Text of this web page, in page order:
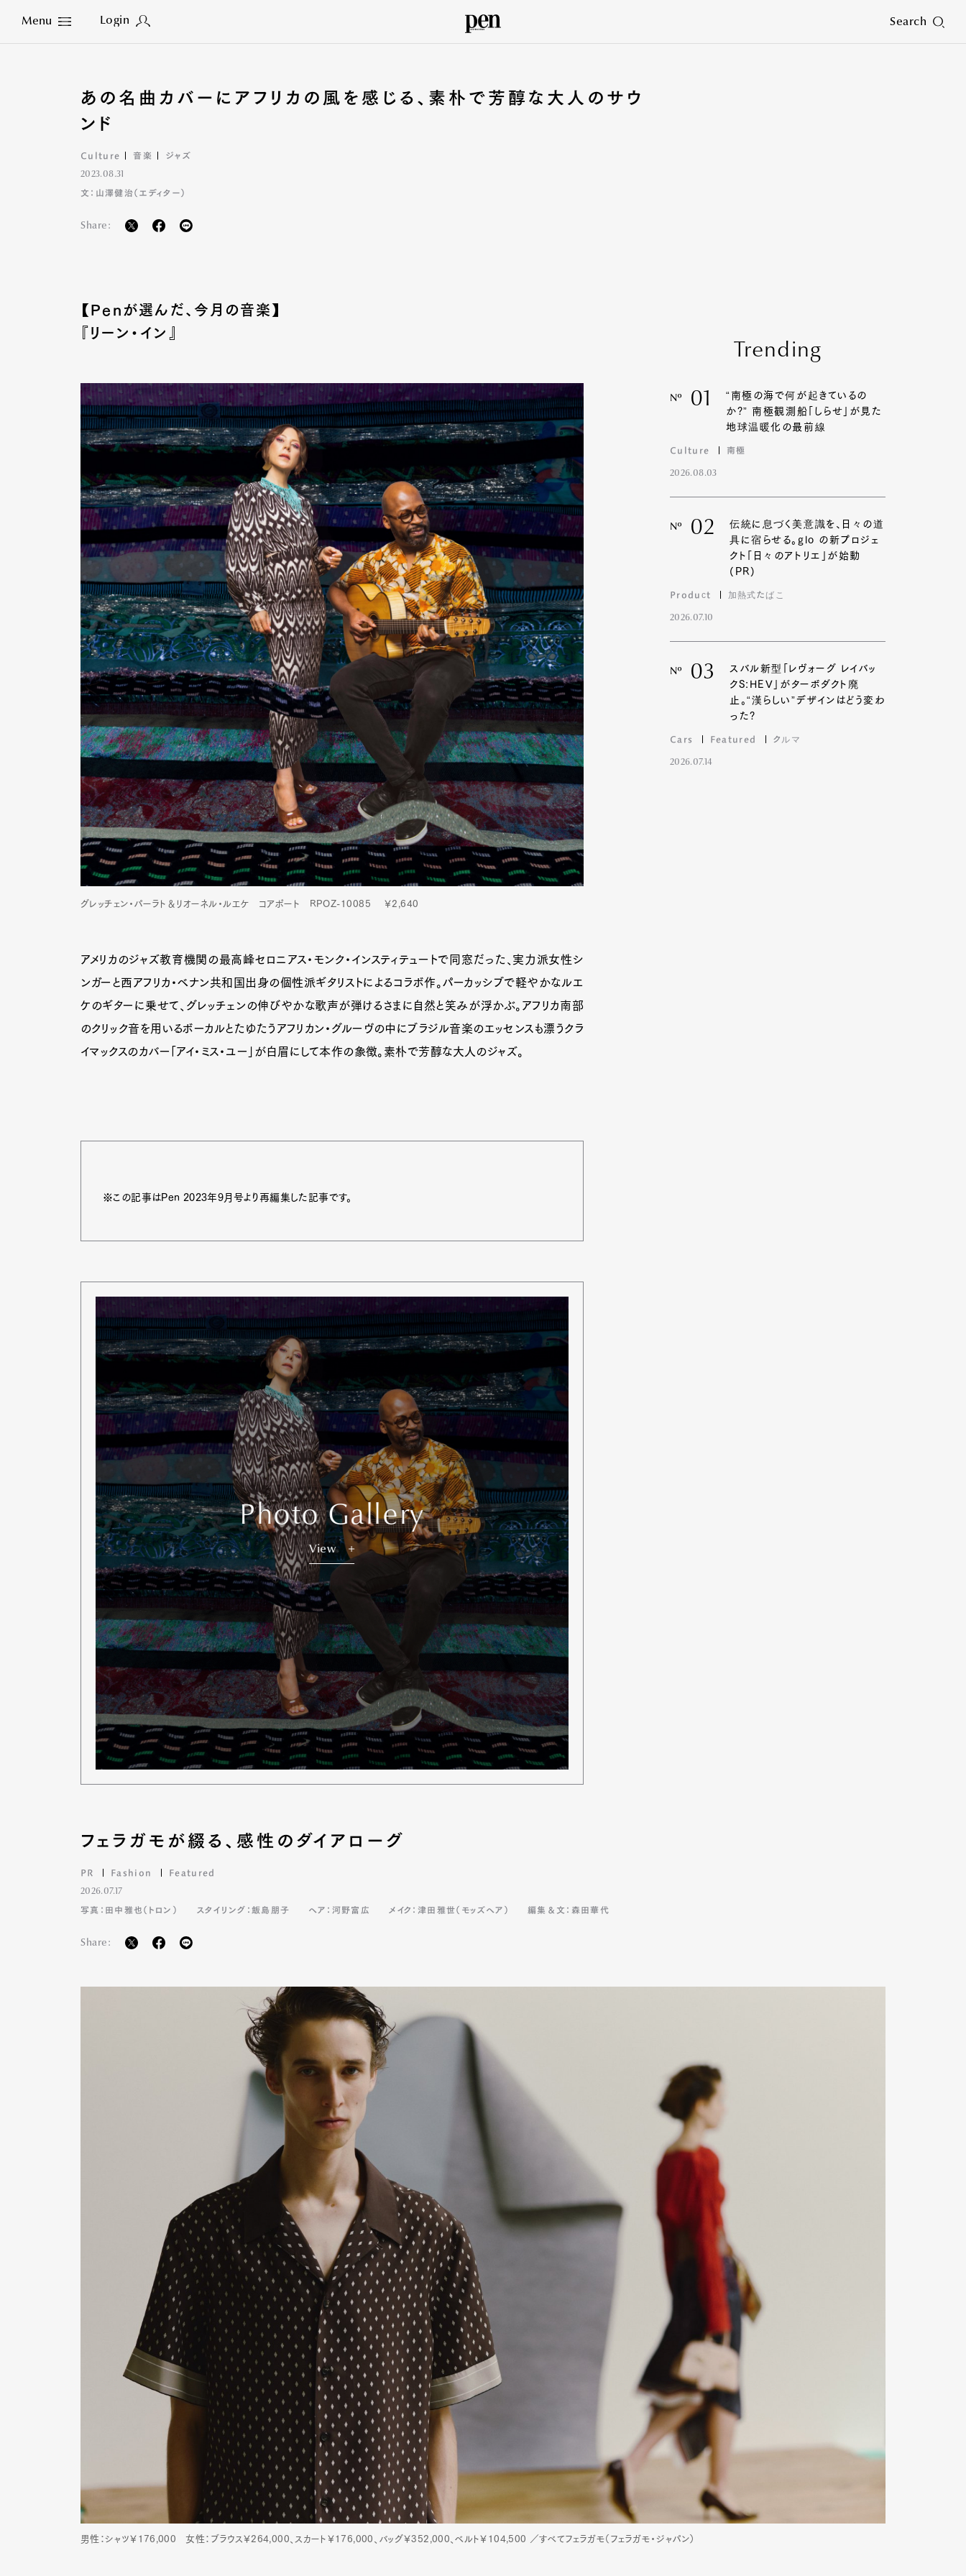
Menu Login Search
Close
Art&Design Watch
Fashion
Gourmet
Cars Product
Culture
Lifestyle
Pen Membership Magazine Official Columnist
Pen Meet Pen international Pen tw
あの名曲カバーにアフリカの風を感じる、素朴で芳醇な大人のサウ
ンド
Culture 音楽 ジャズ
2023.08.31
文：山澤健治（エディター）
Share:
【Penが選んだ、今月の音楽】
『リーン・イン』
グレッチェン・パーラト＆リオーネル・ルエケ コアポート RPOZ-10085 ￥2,640
アメリカのジャズ教育機関の最高峰セロニアス・モンク・インスティテュートで同窓だった、実力派女性シ
ンガーと西アフリカ・ベナン共和国出身の個性派ギタリストによるコラボ作。パーカッシブで軽やかなルエ
ケのギターに乗せて、グレッチェンの伸びやかな歌声が弾けるさまに自然と笑みが浮かぶ。アフリカ南部
のクリック音を用いるボーカルとたゆたうアフリカン・グルーヴの中にブラジル音楽のエッセンスも漂うクラ
イマックスのカバー「アイ・ミス・ユー」が白眉にして本作の象徴。素朴で芳醇な大人のジャズ。
※この記事はPen 2023年9月号より再編集した記事です。
Photo Gallery
View
Trending
Nº 01
“南極の海で何が起きているの
か?” 南極観測船「しらせ」が見た
地球温暖化の最前線
Culture 南極
2026.08.03
Nº 02
伝統に息づく美意識を、日々の道
具に宿らせる。glo の新プロジェ
クト「日々のアトリエ」が始動
(PR)
Product 加熱式たばこ
2026.07.10
Nº 03
スバル新型「レヴォーグ レイバッ
クS:HEV」がターボダクト廃
止。“漢らしい”デザインはどう変わ
った?
Cars Featured クルマ
2026.07.14
フェラガモが綴る、感性のダイアローグ
PR Fashion Featured
2026.07.17
写真：田中雅也（トロン） スタイリング：飯島朋子 ヘア：河野富広 メイク：津田雅世（モッズヘア） 編集＆文：森田華代
Share:
男性：シャツ￥176,000 女性：ブラウス￥264,000、スカート￥176,000、バッグ￥352,000、ベルト￥104,500 ／すべてフェラガモ（フェラガモ・ジャパン）